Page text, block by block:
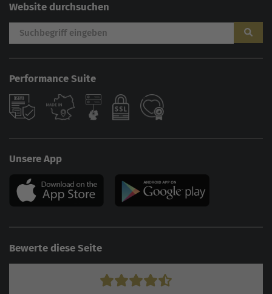
Website durchsuchen
Performance Suite
Unsere App
Bewerte diese Seite